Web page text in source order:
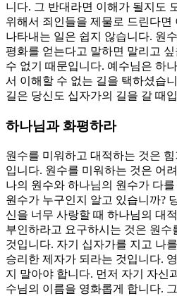
니다. 그 반대라면 이해가 될지도
위해서 죄인들을 제물로 드린다면
나타내는 일은 쉽지 않습니다. 원
평화를 얻는다고 말하면 말리고
수 없기 때문입니다. 예수님은 하
서 이해할 수 없는 길을 택하셨습
길은 당신도 십자가의 길을 갈 때
하나님과 화평하라
원수를 미워하고 대적하는 것은
입니다. 원수를 미워하는 것은 어
나의 원수와 하나님의 원수가 다
원수가 누구인지 알고 있습니까?
신을 너무 사랑할 때 하나님의 대
부인하라고 요구하시는 것은 원수
것입니다. 자기 십자가를 지고 나
승리한 제자가 되라는 것입니다.
지 말아야 합니다. 먼저 자기 자신
수님의 이름을 영화롭게 합니다.